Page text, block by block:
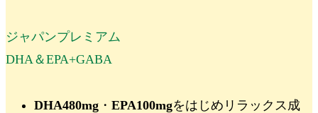
ジャパンプレミアム
DHA＆EPA+GABA
DHA480mg ・ EPA100mgをはじめ リラックス成